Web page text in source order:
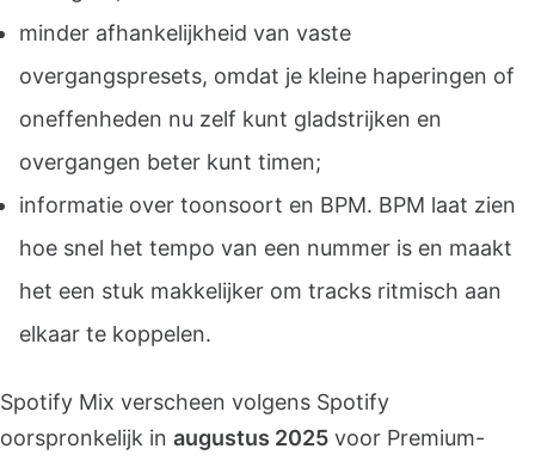
minder afhankelijkheid van vaste
overgangspresets, omdat je kleine haperingen of
oneffenheden nu zelf kunt gladstrijken en
overgangen beter kunt timen;
informatie over toonsoort en BPM. BPM laat zien
hoe snel het tempo van een nummer is en maakt
het een stuk makkelijker om tracks ritmisch aan
elkaar te koppelen.
Spotify Mix verscheen volgens Spotify
oorspronkelijk in augustus 2025 voor Premium-